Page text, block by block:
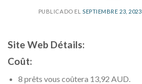
PUBLICADO EL SEPTIEMBRE 23, 2023
Site Web Détails:
Coût:
8 prêts vous coûtera 13,92 AUD.